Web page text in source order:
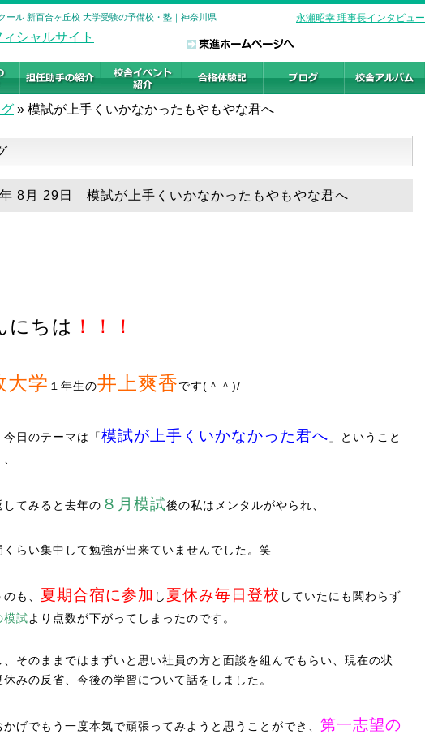
ール 新百合ヶ丘校 大学受験の予備校・塾｜神奈川県 永瀬昭幸 理事長インタビュー
» 模試が上手くいかなかったもやもやな君へ
8月 29日 模試が上手くいかなかったもやもやな君へ
にちは ！！！
大学 １年生の井上爽香です(＾＾)/
今日のテーマは「模試が上手くいかなかった君へ 」ということ
してみると去年の ８月模試後の私はメンタルがやられ、
くらい集中して勉強が出来ていませんでした。笑
も、 夏期合宿に参加 し 夏休み毎日登校 していたにも関わらず
模試より点数が下がってしまったのです。
、そのままではまずいと思い社員の方と面談を組んでもらい、現在の状
休みの反省、今後の学習について話をしました。
かげでもう一度本気で頑張ってみようと思うことができ、 第一志望の